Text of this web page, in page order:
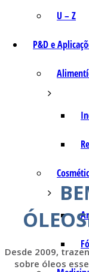
U – Z
P&D e
Desde 2009,
sobre óleos